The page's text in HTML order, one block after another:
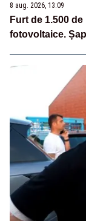
8 aug. 2026, 13:09
Furt de 1.500
fotovoltaice.